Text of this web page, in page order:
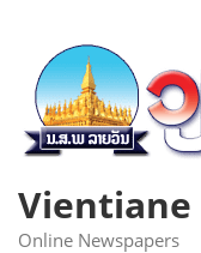
content
Vientiane
Online Newspapers